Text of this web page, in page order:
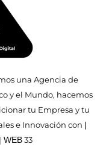
una Agencia de
y el Mundo, hacemos
tu Empresa y tu
e Innovación con |
WEB33